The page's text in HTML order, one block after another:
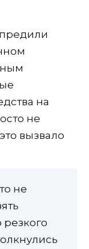
на
не
вызвало
не
резкого